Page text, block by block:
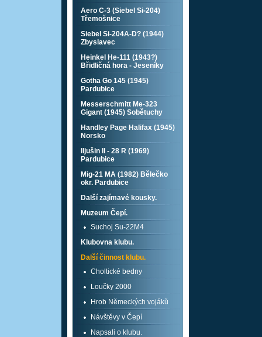
Aero C-3 (Siebel Si-204)
Třemošnice
Siebel Si-204A-D? (1944)
Zbyslavec
Heinkel He-111 (1943?)
Břidličná hora - Jeseníky
Gotha Go 145 (1945)
Pardubice
Messerschmitt Me-323
Gigant (1945) Sobětuchy
Handley Page Halifax (1945)
Norsko
Iljušin Il - 28 R (1969)
Pardubice
Mig-21 MA (1982) Bělečko
okr. Pardubice
Další zajímavé kousky.
Muzeum Čepí.
Suchoj Su-22M4
Klubovna klubu.
Další činnost klubu.
Choltické bedny
Loučky 2000
Hrob Německých vojáků
Návštěvy v Čepí
Napsali o klubu.